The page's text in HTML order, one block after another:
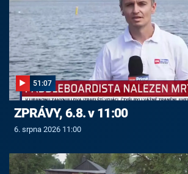
51:07
ZPRÁVY, 6.8. v 11:00
6. srpna 2026 11:00